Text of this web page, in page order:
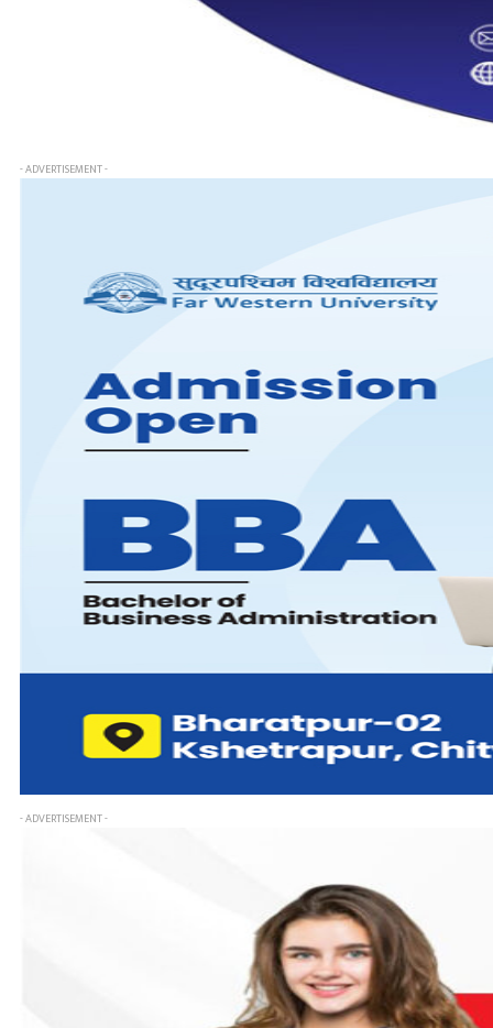
- ADVERTISEMENT -
- ADVERTISEMENT -